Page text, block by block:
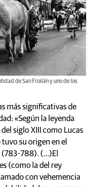
de San Froilán y uno de los
más significativas de
«Según la leyenda
siglo XIII como Lucas
su origen en el
788). (...)El
(como la del rey
con vehemencia